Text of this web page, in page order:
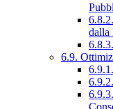
dalla
6.9.